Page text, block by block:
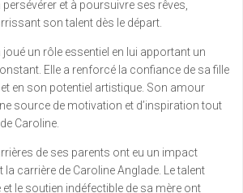
et à poursuivre ses rêves,
son talent dès le départ.
joué un rôle essentiel en lui apportant un
Elle a renforcé la confiance de sa fille
en son potentiel artistique. Son amour
source de motivation et d’inspiration tout
Caroline.
de ses parents ont eu un impact
carrière de Caroline Anglade. Le talent
le soutien indéfectible de sa mère ont